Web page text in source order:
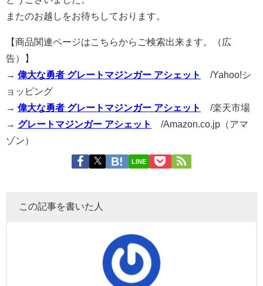
またのお越しをお待ちしております。
【商品関連ページはこちらからご検索出来ます。（広
告）】
→ 偉大な勇者 グレートマジンガー アシェット
/Yahoo!シ
ョッピング
→ 偉大な勇者 グレートマジンガー アシェット
/楽天市場
→ グレートマジンガー アシェット
/Amazon.co.jp（アマ
ゾン）
LINE
この記事を書いた人